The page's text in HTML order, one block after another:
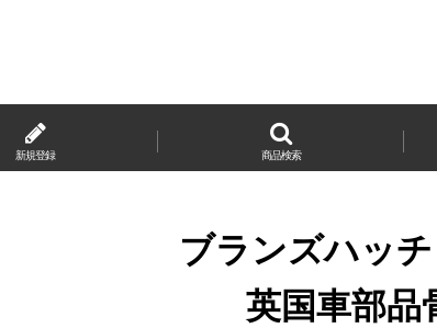
新規登録 商品検索
ブランズハッ
英国車部品